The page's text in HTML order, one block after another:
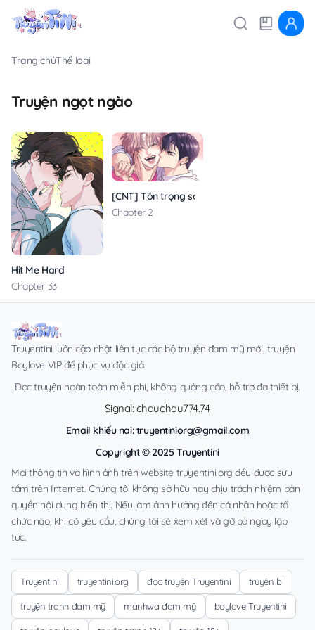
Trang chủThể loại
Truyện ngọt ngào
Hit Me Hard
Chapter 33
[CNT] Tôn trọng sở thích
Chapter 2
Truyentini luôn cập nhật liên tục các bộ truyện đam mỹ mới, truyện
Boylove VIP để phục vụ độc giả.
Đọc truyện hoàn toàn miễn phí, không quảng cáo, hỗ trợ đa thiết bị.
Signal: chauchau774.74
Email khiếu nại:truyentiniorg@gmail.com
Copyright © 2025 Truyentini
Mọi thông tin và hình ảnh trên website truyentini.org đều được sưu
tầm trên Internet. Chúng tôi không sở hữu hay chịu trách nhiệm bản
quyền nội dung hiển thị. Nếu làm ảnh hưởng đến cá nhân hoặc tổ
chức nào, khi có yêu cầu, chúng tôi sẽ xem xét và gỡ bỏ ngay lập
tức.
Truyentini truyentini.org đọc truyện Truyentini truyện bl
truyện tranh đam mỹ manhwa đam mỹ boylove Truyentini